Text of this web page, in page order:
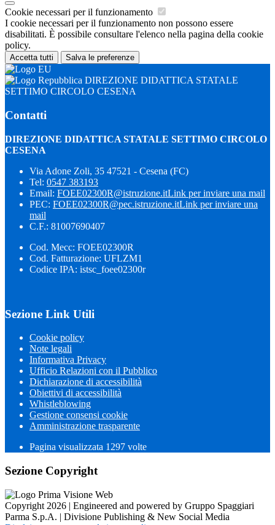
Cookie necessari per il funzionamento
I cookie necessari per il funzionamento non possono essere
disabilitati. È possibile consultare l'elenco nella pagina della cookie
policy.
Accetta tutti Salva le preferenze
DIREZIONE DIDATTICA STATALE
SETTIMO CIRCOLO CESENA
Contatti
DIREZIONE DIDATTICA STATALE SETTIMO CIRCOLO
CESENA
Via Adone Zoli, 35 47521 - Cesena (FC)
Tel: 0547 383193
Email: FOEE02300R@istruzione.itLink per inviare una mail
PEC: FOEE02300R@pec.istruzione.itLink per inviare una
mail
C.F.: 81007690407
Cod. Mecc: FOEE02300R
Cod. Fatturazione: UFLZM1
Codice IPA: istsc_foee02300r
Sezione Link Utili
Cookie policy
Note legali
Informativa Privacy
Ufficio Relazioni con il Pubblico
Dichiarazione di accessibilità
Obiettivi di accessibilità
Whistleblowing
Gestione consensi cookie
Amministrazione trasparente
Pagina visualizzata 1297 volte
Sezione Copyright
Copyright 2026 | Engineered and powered by Gruppo Spaggiari
Parma S.p.A. | Divisione Publishing & New Social Media